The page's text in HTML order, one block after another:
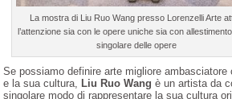
La mostra di Liu Ruo Wang presso Lorenzelli Arte
l’attenzione sia con le opere uniche sia con
singolare delle opere
Se possiamo definire arte migliore
e la sua cultura,
Liu Ruo Wang è un artista da
singolare modo di rappresentare la sua cultura